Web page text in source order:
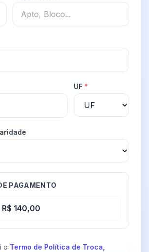
UF *
PAGAMENTO
R$ 140,00
o Termo de Política de Troca,